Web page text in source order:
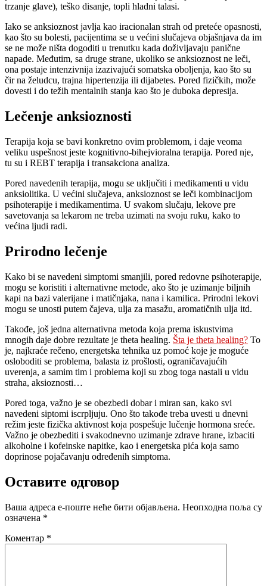
trzanje glave), teško disanje, topli hladni talasi.
Iako se anksioznost javlja kao iracionalan strah od preteće opasnosti,
kao što su bolesti, pacijentima se u većini slučajeva objašnjava da im
se ne može ništa dogoditi u trenutku kada doživljavaju panične
napade. Međutim, sa druge strane, ukoliko se anksioznost ne leči,
ona postaje intenzivnija izazivajući somatska oboljenja, kao što su
čir na želudcu, trajna hipertenzija ili dijabetes. Pored fizičkih, može
dovesti i do težih mentalnih stanja kao što je duboka depresija.
Lečenje anksioznosti
Terapija koja se bavi konkretno ovim problemom, i daje veoma
veliku uspešnost jeste kognitivno-bihejvioralna terapija. Pored nje,
tu su i REBT terapija i transakciona analiza.
Pored navedenih terapija, mogu se uključiti i medikamenti u vidu
anksiolitika. U većini slučajeva, anksioznost se leči kombinacijom
psihoterapije i medikamentima. U svakom slučaju, lekove pre
savetovanja sa lekarom ne treba uzimati na svoju ruku, kako to
većina ljudi radi.
Prirodno lečenje
Kako bi se navedeni simptomi smanjili, pored redovne psihoterapije,
mogu se koristiti i alternativne metode, ako što je uzimanje biljnih
kapi na bazi valerijane i matičnjaka, nana i kamilica. Prirodni lekovi
mogu se unosti putem čajeva, ulja za masažu, aromatičnih ulja itd.
Takođe, još jedna alternativna metoda koja prema iskustvima
mnogih daje dobre rezultate je theta healing. Šta je theta healing? To
je, najkraće rečeno, energetska tehnika uz pomoć koje je moguće
osloboditi se problema, balasta iz prošlosti, ograničavajućih
uverenja, a samim tim i problema koji su zbog toga nastali u vidu
straha, aksioznosti…
Pored toga, važno je se obezbedi dobar i miran san, kako svi
navedeni siptomi iscrpljuju. Ono što takođe treba uvesti u dnevni
režim jeste fizička aktivnost koja pospešuje lučenje hormona sreće.
Važno je obezbediti i svakodnevno uzimanje zdrave hrane, izbaciti
alkoholne i kofeinske napitke, kao i energetska pića koja samo
doprinose pojačavanju određenih simptoma.
Оставите одговор
Ваша адреса е-поште неће бити објављена. Неопходна поља су
означена *
Коментар *